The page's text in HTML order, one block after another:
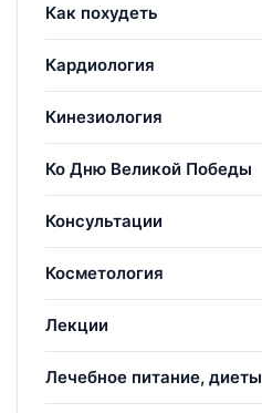
Как похудеть
Кардиология
Кинезиология
Ко Дню Великой Победы
Консультации
Косметология
Лекции
Лечебное питание, диеты